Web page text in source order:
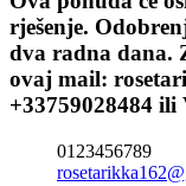
rješenje.
dva radna dana.
ovaj mail:
+33759028484 ili
0123456789